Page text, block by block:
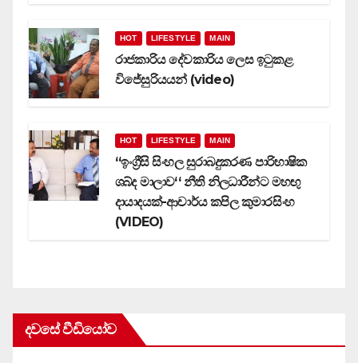
HOT LIFESTYLE MAIN
රාජකාරිය දේවකාරිය ලෙස ඉටුකළ
විජේසුරියයන් (video)
HOT LIFESTYLE MAIN
‘‘ඉංග්‍රීසි සිංහල සුරාබදුකරණ පාරිභාෂික
ශබ්ද මාලාව‘‘ නීති නිලධාරීන්ට මහඟු
දායාදයක්-ආචාර්ය කපිල කුමාරසිංහ
(VIDEO)
දවසේ වීඩියෝව